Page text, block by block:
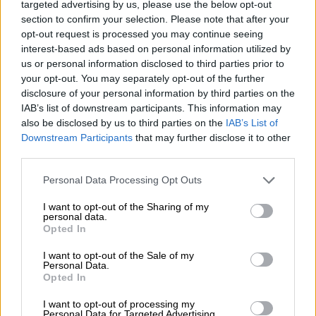
targeted advertising by us, please use the below opt-out
section to confirm your selection. Please note that after your
opt-out request is processed you may continue seeing
interest-based ads based on personal information utilized by
us or personal information disclosed to third parties prior to
your opt-out. You may separately opt-out of the further
disclosure of your personal information by third parties on the
IAB’s list of downstream participants. This information may
also be disclosed by us to third parties on the IAB’s List of
Downstream Participants that may further disclose it to other
Please note that this website/app uses one or more Google
not limited to your visit or usage behaviour. You may click to
grant or deny consent to Google and its third-party tags to
use your data for below specified purposes in below Google
consent section.
Personal Data Processing Opt Outs
I want to opt-out of the Sharing of my
personal data.
Opted In
I want to opt-out of the Sale of my
Personal Data.
Opted In
I want to opt-out of processing my
Personal Data for Targeted Advertising.
Οικοδομική, Μηχανές Εσωτερικής
Καύσης (ΜΕΚ ΙΙ), Ψηφιακά Συστήματα
Παρασκευή, 16/6/2023 Στοιχεία Ψύξης-
Κλιματισμού, Κινητήρες Αεροσκαφών,
Στοιχεία Σχεδιασμού Κεντρικών
Θερμάνσεων.
Αλλαγές στη βαθμολόγηση
και Λογοτεχνίας Γενικής Παιδείας
, από
φέτος το άριστα για το πρώτο θέμα -την
περίληψη δηλαδή που καλούνται να κάνουν
οι υποψήφιοι- θα λαμβάνει 20 στις 100
μονάδες, από 15 που λάμβανε μέχρι πέρυσι.
Επιπλέον, στο
Ελληνικών, «κόπηκε» η μία από τις
δύο